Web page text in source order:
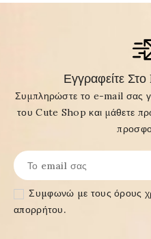
Εγγραφείτε
Συμπληρώστε το e-mail σας
του Cute Shop και μάθετε
Συμφωνώ με τουςόρους
απορρήτου.